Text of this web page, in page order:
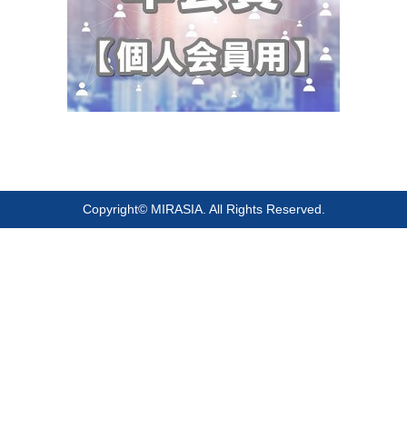
Copyright© MIRASIA. All Rights Reserved.